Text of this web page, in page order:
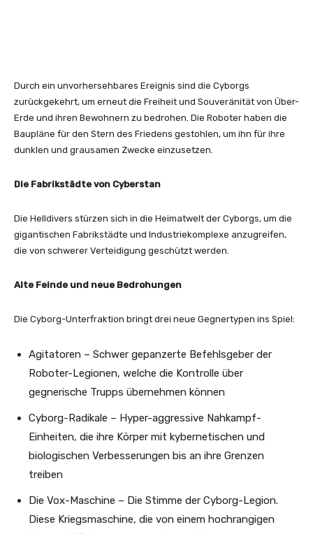
Durch ein unvorhersehbares Ereignis sind die Cyborgs
zurückgekehrt, um erneut die Freiheit und Souveränität von Über-
Erde und ihren Bewohnern zu bedrohen. Die Roboter haben die
Baupläne für den Stern des Friedens gestohlen, um ihn für ihre
dunklen und grausamen Zwecke einzusetzen.
Die Fabrikstädte von Cyberstan
Die Helldivers stürzen sich in die Heimatwelt der Cyborgs, um die
gigantischen Fabrikstädte und Industriekomplexe anzugreifen,
die von schwerer Verteidigung geschützt werden.
Alte Feinde und neue Bedrohungen
Die Cyborg-Unterfraktion bringt drei neue Gegnertypen ins Spiel:
Agitatoren – Schwer gepanzerte Befehlsgeber der
Roboter-Legionen, welche die Kontrolle über
gegnerische Trupps übernehmen können
Cyborg-Radikale – Hyper-aggressive Nahkampf-
Einheiten, die ihre Körper mit kybernetischen und
biologischen Verbesserungen bis an ihre Grenzen
treiben
Die Vox-Maschine – Die Stimme der Cyborg-Legion.
Diese Kriegsmaschine, die von einem hochrangigen